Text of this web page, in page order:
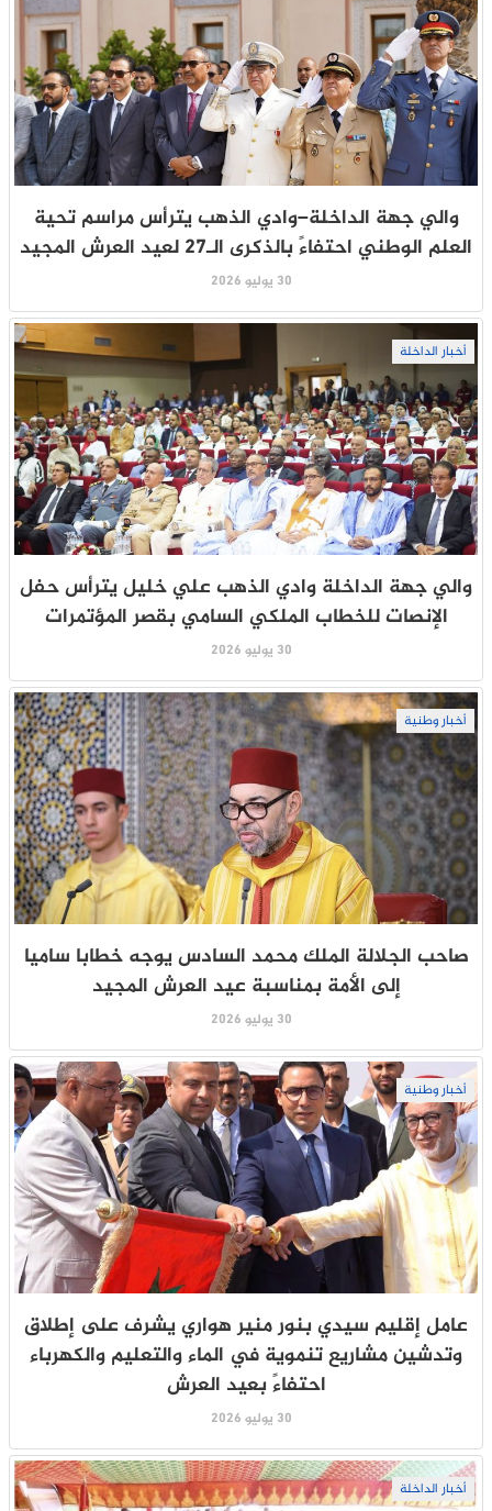
والي جهة الداخلة–وادي الذهب يترأس مراسم تحية
العلم الوطني احتفاءً بالذكرى الـ27 لعيد العرش المجيد
30 يوليو 2026
أخبار الداخلة
والي جهة الداخلة وادي الذهب علي خليل يترأس حفل
الإنصات للخطاب الملكي السامي بقصر المؤتمرات
30 يوليو 2026
أخبار وطنية
صاحب الجلالة الملك محمد السادس يوجه خطابا ساميا
إلى الأمة بمناسبة عيد العرش المجيد
30 يوليو 2026
أخبار وطنية
عامل إقليم سيدي بنور منير هواري يشرف على إطلاق
وتدشين مشاريع تنموية في الماء والتعليم والكهرباء
احتفاءً بعيد العرش
30 يوليو 2026
أخبار الداخلة